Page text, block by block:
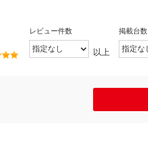
レビュー件数
以上
掲載台数